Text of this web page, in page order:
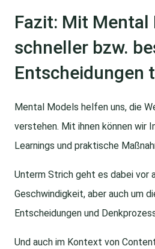
Fazit: Mit Mental
schneller bzw.
Entscheidungen
Mental Models helfen uns, die
verstehen. Mit ihnen können wir
Learnings und praktische
Unterm Strich geht es dabei vor
Geschwindigkeit, aber auch um
Entscheidungen und
Und auch im Kontext von